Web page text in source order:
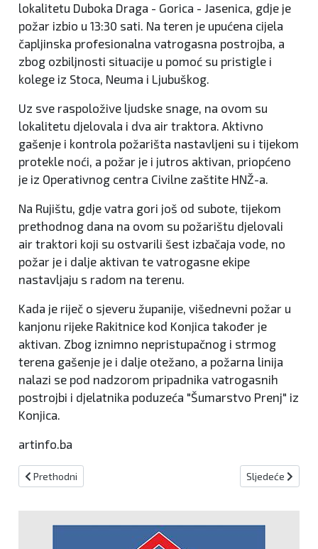
lokalitetu Duboka Draga - Gorica - Jasenica, gdje je
požar izbio u 13:30 sati. Na teren je upućena cijela
čapljinska profesionalna vatrogasna postrojba, a
zbog ozbiljnosti situacije u pomoć su pristigle i
kolege iz Stoca, Neuma i Ljubuškog.
Uz sve raspoložive ljudske snage, na ovom su
lokalitetu djelovala i dva air traktora. Aktivno
gašenje i kontrola požarišta nastavljeni su i tijekom
protekle noći, a požar je i jutros aktivan, priopćeno
je iz Operativnog centra Civilne zaštite HNŽ-a.
Na Rujištu, gdje vatra gori još od subote, tijekom
prethodnog dana na ovom su požarištu djelovali
air traktori koji su ostvarili šest izbačaja vode, no
požar je i dalje aktivan te vatrogasne ekipe
nastavljaju s radom na terenu.
Kada je riječ o sjeveru županije, višednevni požar u
kanjonu rijeke Rakitnice kod Konjica također je
aktivan. Zbog iznimno nepristupačnog i strmog
terena gašenje je i dalje otežano, a požarna linija
nalazi se pod nadzorom pripadnika vatrogasnih
postrojbi i djelatnika poduzeća "Šumarstvo Prenj" iz
Konjica.
artinfo.ba
Prethodni članak: Kokain preko Mađarske i BiH prevozio u
Prethodni Sljedeći
Sljedeće